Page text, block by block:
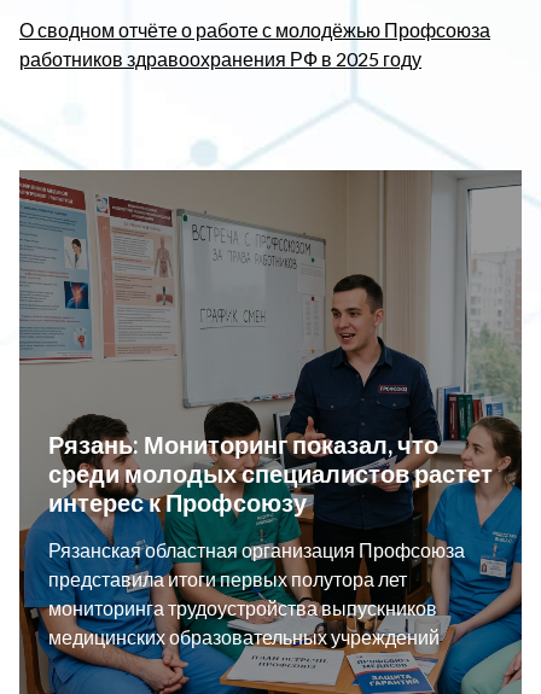
О сводном отчёте о работе с молодёжью Профсоюза
работников здравоохранения РФ в 2025 году
Рязань: Мониторинг показал, что
среди молодых специалистов растет
интерес к Профсоюзу
Рязанская областная организация Профсоюза
представила итоги первых полутора лет
мониторинга трудоустройства выпускников
медицинских образовательных учреждений